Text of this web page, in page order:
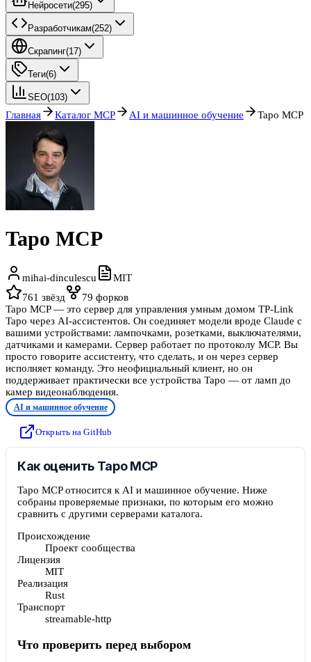
Нейросети(295)
Разработчикам(252)
Скрапинг(17)
Теги(6)
SEO(103)
Главная Каталог MCP AI и машинное обучение Tapo MCP
Tapo MCP
mihai-dinculescu
MIT
761 звёзд 79 форков
Tapo MCP — это сервер для управления умным домом TP-Link
Tapo через AI-ассистентов. Он соединяет модели вроде Claude с
вашими устройствами: лампочками, розетками, выключателями,
датчиками и камерами. Сервер работает по протоколу MCP. Вы
просто говорите ассистенту, что сделать, и он через сервер
исполняет команду. Это неофициальный клиент, но он
поддерживает практически все устройства Tapo — от ламп до
камер видеонаблюдения.
AI и машинное обучение
Открыть на GitHub
Как оценить Tapo MCP
Tapo MCP относится к AI и машинное обучение. Ниже
собраны проверяемые признаки, по которым его можно
сравнить с другими серверами каталога.
Происхождение
Проект сообщества
Лицензия
MIT
Реализация
Rust
Транспорт
streamable-http
Что проверить перед выбором